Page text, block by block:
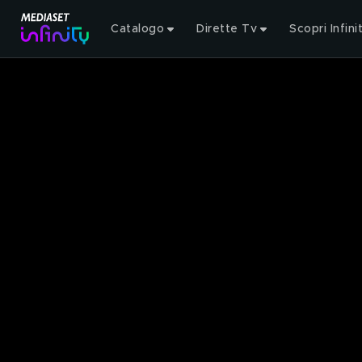
Catalogo Dirette Tv Scopri